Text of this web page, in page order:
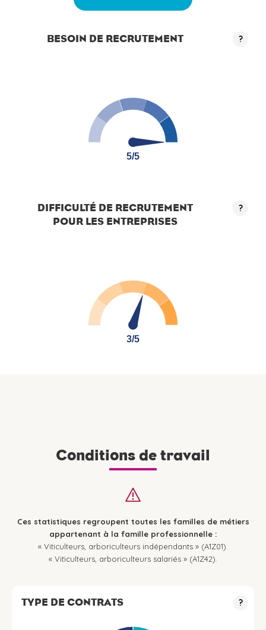
BESOIN DE RECRUTEMENT ?
5/5
5/5
DIFFICULTÉ DE RECRUTEMENT
POUR LES ENTREPRISES
?
3/5
3/5
Conditions de travail
Ces statistiques regroupent toutes les familles de métiers
appartenant à la famille professionnelle :
« Viticulteurs, arboriculteurs indépendants » (A1Z01).
« Viticulteurs, arboriculteurs salariés » (A1Z42).
TYPE DE CONTRATS ?